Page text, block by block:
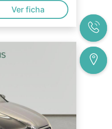
Ver ficha